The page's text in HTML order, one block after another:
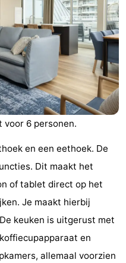
voor 6 personen.
en een eethoek. De
Dit maakt het
of tablet direct op het
Je maakt hierbij
keuken is uitgerust met
en
allemaal voorzien